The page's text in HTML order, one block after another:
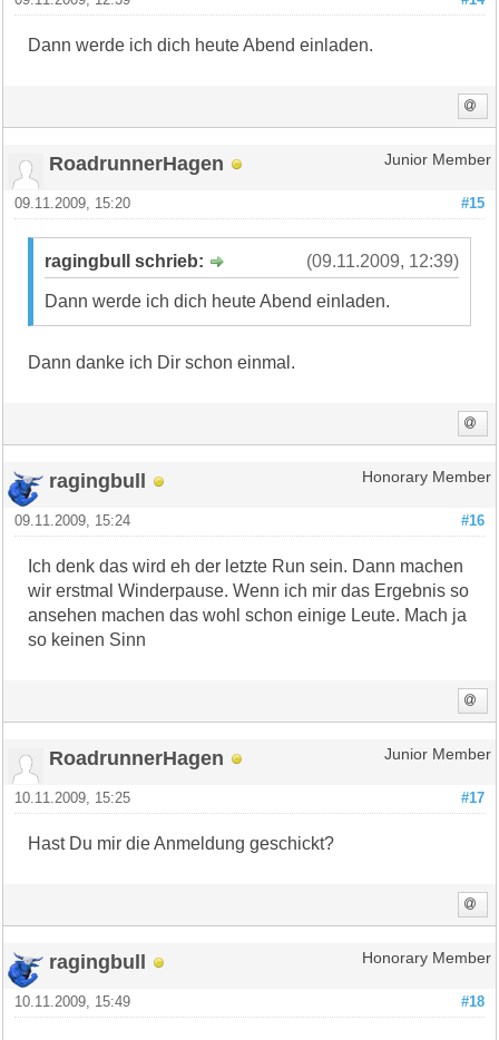
Dann werde ich dich heute Abend einladen.
RoadrunnerHagen Junior Member
#15
09.11.2009, 15:20
(09.11.2009, 12:39)
ragingbull schrieb:
Dann werde ich dich heute Abend einladen.
Dann danke ich Dir schon einmal.
ragingbull Honorary Member
#16
09.11.2009, 15:24
Ich denk das wird eh der letzte Run sein. Dann machen
wir erstmal Winderpause. Wenn ich mir das Ergebnis so
ansehen machen das wohl schon einige Leute. Mach ja
so keinen Sinn
RoadrunnerHagen Junior Member
#17
10.11.2009, 15:25
Hast Du mir die Anmeldung geschickt?
ragingbull Honorary Member
#18
10.11.2009, 15:49